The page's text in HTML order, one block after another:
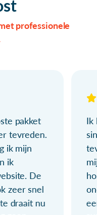
professionele
pakket
tevreden.
ik mijn
ik
De
zeer snel
draait nu
Ik